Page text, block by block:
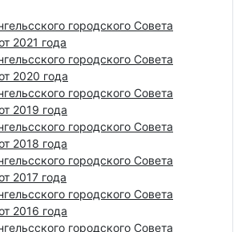
городского Совета
2021 года
городского Совета
2020 года
городского Совета
2019 года
городского Совета
2018 года
городского Совета
2017 года
городского Совета
2016 года
городского Совета